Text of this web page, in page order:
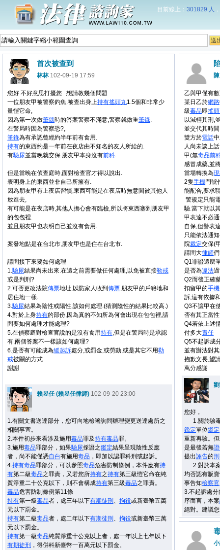
目前線上： 301829 人
首次被查到
林林102-09-19 17:59
您好 不好意思打擾您 想請教幾個問題
一位朋友甲被警察釣魚.被查出身上持有搖頭丸1.5個和非常少
量愷它命,
因為第一次做筆錄時的答案警察不滿意,警察就做重筆錄.
在警局時因為警察恐?,
筆錄為有承認曾經約半年前有食用.
持有的東西約是一年前在夜店由不知名的友人所給的.
有驗尿並當晚就交保.朋友甲本身沒有前科.
但是當晚在偵查庭時,面對檢查官才得以說出.
表明身上的東西並非自己所擁有.
因為朋友甲有上夜店習慣,東西可能是在夜店時無意間被其他人
放進去,
有可能是在夜店時,其他人擔心會有臨檢,所以將東西塞到朋友甲
的包包裡.
並且朋友甲也表明自己並沒有食用.
案發地點是在台北市,朋友甲也是住在台北市.
請問接下來要如何處理
1.驗尿結果尚未出來.在這之前需要做任何處理,以免被直接勒戒
或是判刑?
2.可否更改法院傳票地址,以防家人收到 傳票.朋友甲的戶籍地和
居住地一樣.
3.驗尿結果為陰性或陽性,該如何處理.(猜測陰性的結果比較高.)
4.對於上身持有的部份,因為真的不知所為何會出現在包包裡,請
問要如何處理才能處理?
5.在偵察庭對檢查官說的是沒有食用持有,但是在警局時是承認
有,兩個答案不一樣該如何處理?
6.是否有可能成為緩起訴處分,或罰金,或勞動,或是其它不用勒
戒被關的方式.
謝謝
賴昱任 (賴昱任律師) 102-09-20 23:00
1.有關文書送達部分，您可向地檢署詢問辦理變更送達處所之
相關事宜。
2.本件初步來看涉及施用毒品罪及持有毒品罪。
3.施用毒品罪部分，如果驗尿採證之鑑定結果呈現陰性反應
者，尚不能僅憑自白有施用毒品 ，即加以認罪科刑或起訴。
4.持有毒品罪部分，可以參照毒品危害防制條例，本件應有持
有第二級毒品之罪責，又若您所持有之持有第三級愷它命在純
質淨重二十公克以下，則不會構成持有第三級毒品之罪責。
毒品危害防制條例第11條
持有第一級毒品者，處三年以下有期徒刑 、 拘役或新臺幣五萬
元以下罰金。
持有第二級毒品者，處二年以下有期徒刑 、 拘役或新臺幣三萬
元以下罰金。
持有第一級毒品純質淨重十公克以上者，處一年以上七年以下
有期徒刑 ，得併科新臺幣一百萬元以下罰金。
陳
乙與甲僅有
某日乙於網路
級毒品即搖
以減輕其刑,
並交代其時
雙方於電話
人尚未談上
甲(無毒品前
感冒成藥,並
當場轉換為
2隻手機門號
能配合,要求
警規定只能
驗.當下就以
甲表達不必
自保,但警表
只能依法通
院裁定交保(
請問大律師
Q1罪證這麼
是否為違法
Q2而後正確
扣留甲的手機
訴,這有依據
Q3不讓甲在
否有其正當
Q4若依上述
付多大責任
Q5不起訴成
並有辦法對
抱歉文長,望
萬分感謝
您好，
1.關於驗毒
鑑定單位鑑定
重新再驗。
是最後若無
提出誣告的
2.對於本案
均否認有販
事告知檢察官
3.不起訴處
序而言，本案
絕對。建議